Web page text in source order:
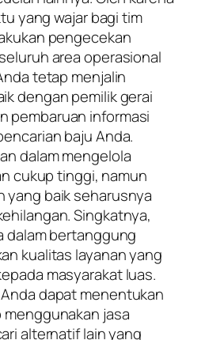
yang wajar bagi tim
pengecekan
area operasional
tetap menjalin
dengan pemilik gerai
pembaruan informasi
baju Anda.
dalam mengelola
cukup tinggi, namun
yang baik seharusnya
Singkatnya,
dalam bertanggung
kualitas layanan yang
masyarakat luas.
dapat menentukan
jasa
alternatif lain yang